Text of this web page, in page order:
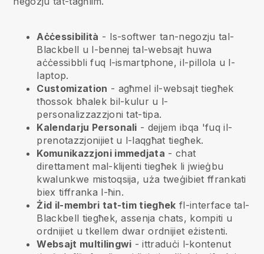
Aċċessibilità - Is-softwer tan-negozju tal-
Blackbell u l-bennej tal-websajt huwa
aċċessibbli fuq l-ismartphone, il-pillola u l-
laptop.
Customization - agħmel il-websajt tiegħek
tħossok bħalek bil-kulur u l-
personalizzazzjoni tat-tipa.
Kalendarju Personali - dejjem ibqa 'fuq il-
prenotazzjonijiet u l-laqgħat tiegħek.
Komunikazzjoni immedjata - chat
direttament mal-klijenti tiegħek li jwieġbu
kwalunkwe mistoqsija, uża tweġibiet ffrankati
biex tiffranka l-ħin.
Żid il-membri tat-tim tiegħek fl-interface tal-
Blackbell tiegħek, assenja chats, kompiti u
ordnijiet u tkellem dwar ordnijiet eżistenti.
Websajt multilingwi - ittraduċi l-kontenut